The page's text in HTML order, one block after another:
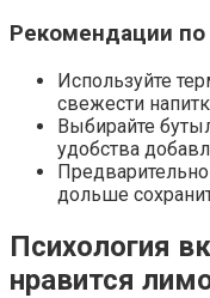
Рекомендации по
Используйте
свежести
Выбирайте
удобства
дольше
Психология
нравится